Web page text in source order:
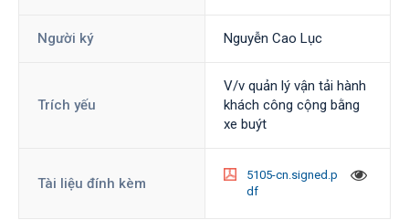
Người ký Nguyễn Cao Lục
Trích yếu
V/v quản lý vận tải hành
khách công cộng bằng
xe buýt
Tài liệu đính kèm
5105-cn.signed.p
df